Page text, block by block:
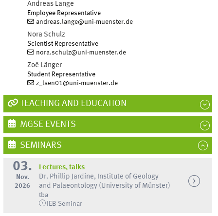
Andreas Lange
Employee Representative
andreas.lange@uni-muenster.de
Nora Schulz
Scientist Representative
nora.schulz@uni-muenster.de
Zoë Länger
Student Representative
z_laen01@uni-muenster.de
TEACHING AND EDUCATION
MGSE EVENTS
SEMINARS
03.
Nov.
2026
Lectures, talks
Dr. Phillip Jardine, Institute of Geology
and Palaeontology (University of Münster)
tba
IEB Seminar